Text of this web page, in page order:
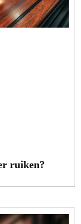
ruiken?